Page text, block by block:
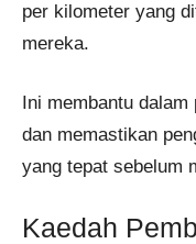
per kilometer yang
mereka.
Ini membantu
dan memastikan
yang tepat sebelum
Kaedah